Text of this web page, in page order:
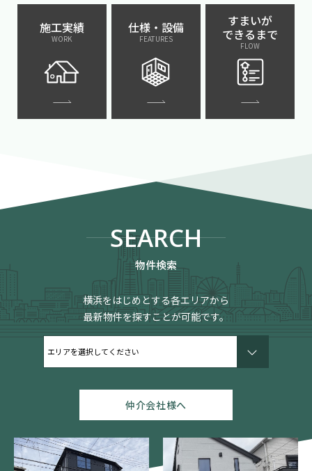
施工実績
WORK
仕様・設備
FEATURES
すまいが
できるまで
FLOW
SEARCH
物件検索
横浜をはじめとする各エリアから
最新物件を探すことが可能です。
仲介会社様へ